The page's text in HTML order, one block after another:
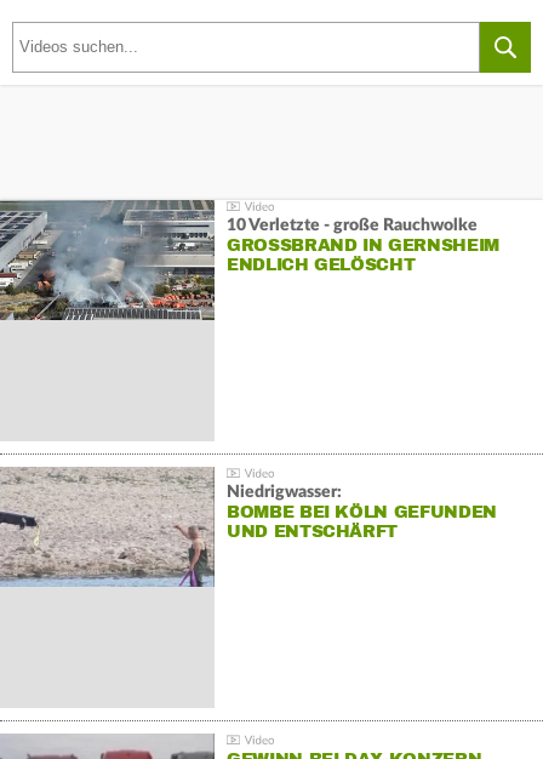
10 Verletzte - große Rauchwolke
GROSSBRAND IN GERNSHEIM E
NDLICH GELÖSCHT
Niedrigwasser:
BOMBE BEI KÖLN GEFUNDEN
UND ENTSCHÄRFT